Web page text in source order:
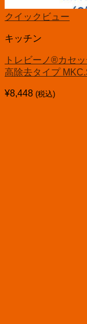
クイックビュー
キッチン
トレビーノ®カセ
高除去タイプ
¥8,448 (税込)